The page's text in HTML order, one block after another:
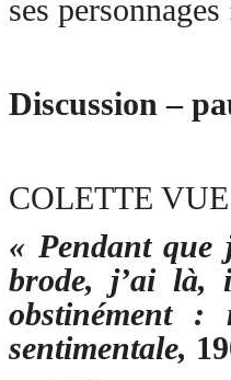
ses personnages
Discussion –
COLETTE
« Pendant que
brode, j’ai là,
obstinément
sentimentale,